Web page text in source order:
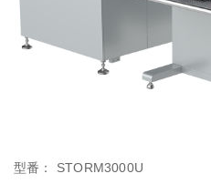
型番： STORM3000U